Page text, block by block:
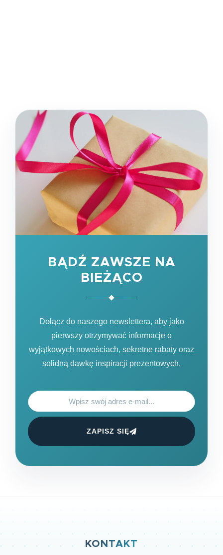
BĄDŹ ZAWSZE NA
BIEŻĄCO
Dołącz do naszego newslettera, aby jako
pierwszy otrzymywać informacje o
wyjątkowych nowościach, sekretne rabaty oraz
solidną dawkę inspiracji prezentowych.
ZAPISZ SIĘ
KONTAKT